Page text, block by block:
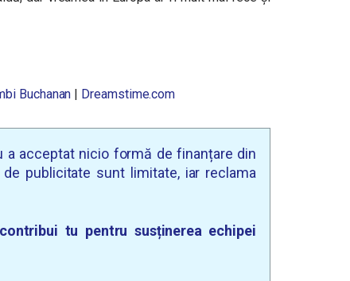
Buchanan Dreamstime.com
a acceptat nicio formă de finanțare din
publicitate sunt limitate, iar reclama
tu pentru susținerea echipei